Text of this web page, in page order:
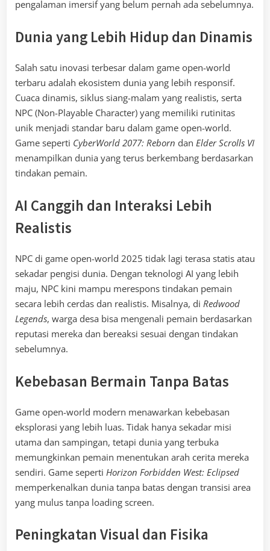
pengalaman imersif yang belum pernah ada sebelumnya.
Dunia yang Lebih Hidup dan Dinamis
Salah satu inovasi terbesar dalam game open-world
terbaru adalah ekosistem dunia yang lebih responsif.
Cuaca dinamis, siklus siang-malam yang realistis, serta
NPC (Non-Playable Character) yang memiliki rutinitas
unik menjadi standar baru dalam game open-world.
Game seperti CyberWorld 2077: Reborn dan Elder Scrolls VI
menampilkan dunia yang terus berkembang berdasarkan
tindakan pemain.
AI Canggih dan Interaksi Lebih
Realistis
NPC di game open-world 2025 tidak lagi terasa statis atau
sekadar pengisi dunia. Dengan teknologi AI yang lebih
maju, NPC kini mampu merespons tindakan pemain
secara lebih cerdas dan realistis. Misalnya, di Redwood
Legends, warga desa bisa mengenali pemain berdasarkan
reputasi mereka dan bereaksi sesuai dengan tindakan
sebelumnya.
Kebebasan Bermain Tanpa Batas
Game open-world modern menawarkan kebebasan
eksplorasi yang lebih luas. Tidak hanya sekadar misi
utama dan sampingan, tetapi dunia yang terbuka
memungkinkan pemain menentukan arah cerita mereka
sendiri. Game seperti Horizon Forbidden West: Eclipsed
memperkenalkan dunia tanpa batas dengan transisi area
yang mulus tanpa loading screen.
Peningkatan Visual dan Fisika